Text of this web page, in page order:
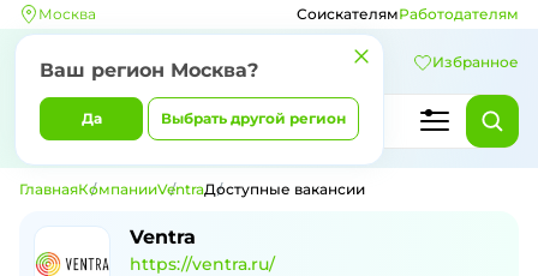
Москва
Ваш регион Москва?
Да Выбрать другой регион
СоискателямРаботодателям
Избранное
ГлавнаяКомпанииVentraДоступные вакансии
Доступные вакансии компании Ventra
Ventra
https://ventra.ru/